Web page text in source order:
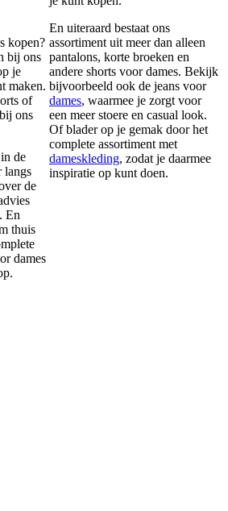
kopen?
bij ons
je
maken.
of
ons
de
langs
de
En
thuis
dames
En uiteraard bestaat ons
assortiment uit meer dan alleen
pantalons, korte broeken en
andere shorts voor dames. Bekijk
bijvoorbeeld ook de jeans voor
dames, waarmee je zorgt voor
een meer stoere en casual look.
Of blader op je gemak door het
complete assortiment met
dameskleding, zodat je daarmee
inspiratie op kunt doen.